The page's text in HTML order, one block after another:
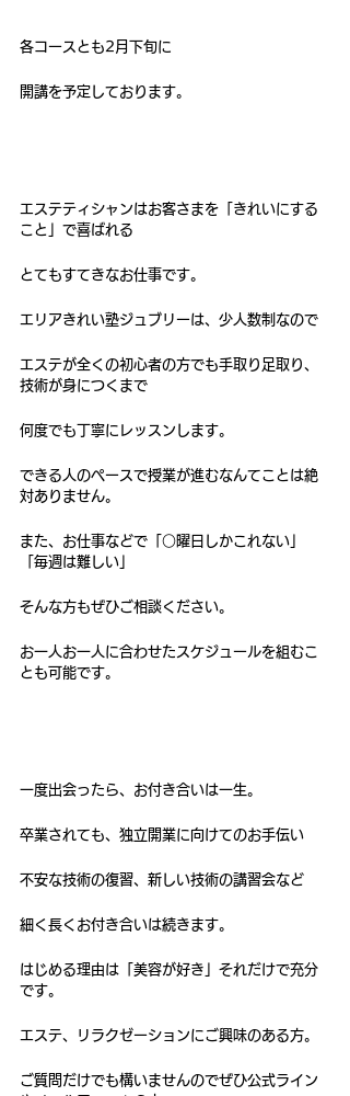
各コースとも2月下旬に
開講を予定しております。
エステティシャンはお客さまを「きれいにする
こと」で喜ばれる
とてもすてきなお仕事です。
エリアきれい塾ジュブリーは、少人数制なので
エステが全くの初心者の方でも手取り足取り、
技術が身につくまで
何度でも丁寧にレッスンします。
できる人のペースで授業が進むなんてことは絶
対ありません。
また、お仕事などで「○曜日しかこれない」
「毎週は難しい」
そんな方もぜひご相談ください。
お一人お一人に合わせたスケジュールを組むこ
とも可能です。
一度出会ったら、お付き合いは一生。
卒業されても、独立開業に向けてのお手伝い
不安な技術の復習、新しい技術の講習会など
細く長くお付き合いは続きます。
はじめる理由は「美容が好き」それだけで充分
です。
エステ、リラクゼーションにご興味のある方。
ご質問だけでも構いませんのでぜひ公式ライン